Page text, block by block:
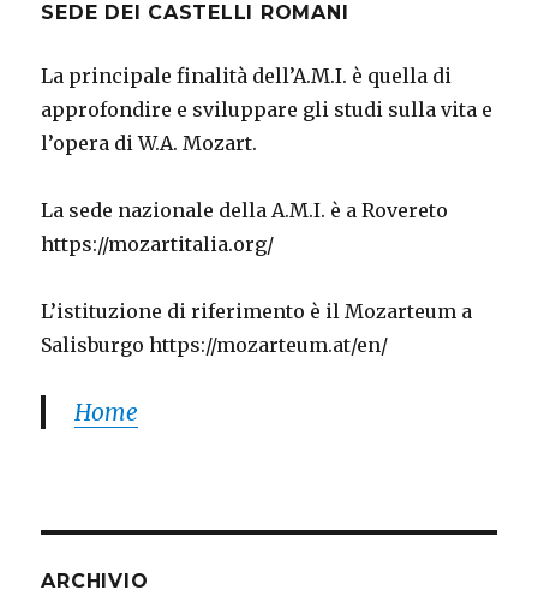
SEDE DEI CASTELLI ROMANI
La principale finalità dell’A.M.I. è quella di
approfondire e sviluppare gli studi sulla vita e
l’opera di W.A. Mozart.
La sede nazionale della A.M.I. è a Rovereto
https://mozartitalia.org/
L’istituzione di riferimento è il Mozarteum a
Salisburgo https://mozarteum.at/en/
Home
ARCHIVIO